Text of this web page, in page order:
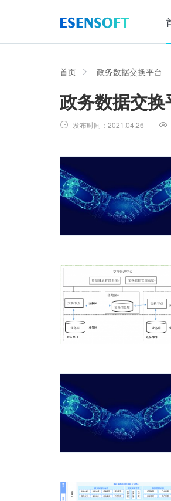
数据采集
数据集成管理
数据建模与ETF设计
管理
数据交换管理
数据整合交换，让
大数据治理方案
大数据资产管
集数据集成、数
主数据管理方案
主数据全生命周期
数据标准化及
首页 政务数据交换平台
政务数据交换
发布时间： 2021.04.26